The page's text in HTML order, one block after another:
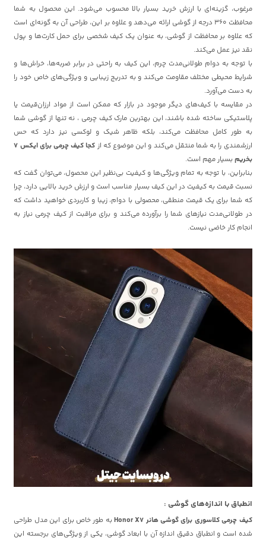
مرغوب، گزینه‌ای با ارزش خرید بسیار بالا محسوب می‌شود. این محصول به شما
محافظت 360 درجه از گوشی ارائه می‌دهد و علاوه بر این، طراحی آن به گونه‌ای است
که علاوه بر محافظت از گوشی، به عنوان یک کیف شخصی برای حمل کارت‌ها و پول
نقد نیز عمل می‌کند.
با توجه به دوام طولانی‌مدت چرم، این کیف به راحتی در برابر ضربه‌ها، خراش‌ها و
شرایط محیطی مختلف مقاومت می‌کند و به تدریج زیبایی و ویژگی‌های خاص خود را
به دست می‌آورد.
در مقایسه با کیف‌های دیگر موجود در بازار که ممکن است از مواد ارزان‌قیمت یا
پلاستیکی ساخته شده باشند، این بهترین مارک کیف چرمی ، نه تنها از گوشی شما
به طور کامل محافظت می‌کند، بلکه ظاهر شیک و لوکسی نیز دارد که حس
ارزشمندی را به شما منتقل می‌کند و این موضوع که از
کجا کیف چرمی برای ایکس 7
بخریم بسیار مهم است.
بنابراین، با توجه به تمام ویژگی‌ها و کیفیت بی‌نظیر این محصول، می‌توان گفت که
نسبت قیمت به کیفیت در این کیف بسیار مناسب است و ارزش خرید بالایی دارد، چرا
که شما برای یک قیمت منطقی، محصولی با دوام، زیبا و کاربردی خواهید داشت که
در طولانی‌مدت نیازهای شما را برآورده می‌کند و برای مراقبت از کیف چرمی نیاز به
انجام کار خاضی نیست.
انطباق با اندازه‌های گوشی :
کیف چرمی کلاسوری برای گوشی هانر Honor X7
به طور خاص برای این مدل طراحی
شده است و انطباق دقیق اندازه آن با ابعاد گوشی، یکی از ویژگی‌های برجسته این